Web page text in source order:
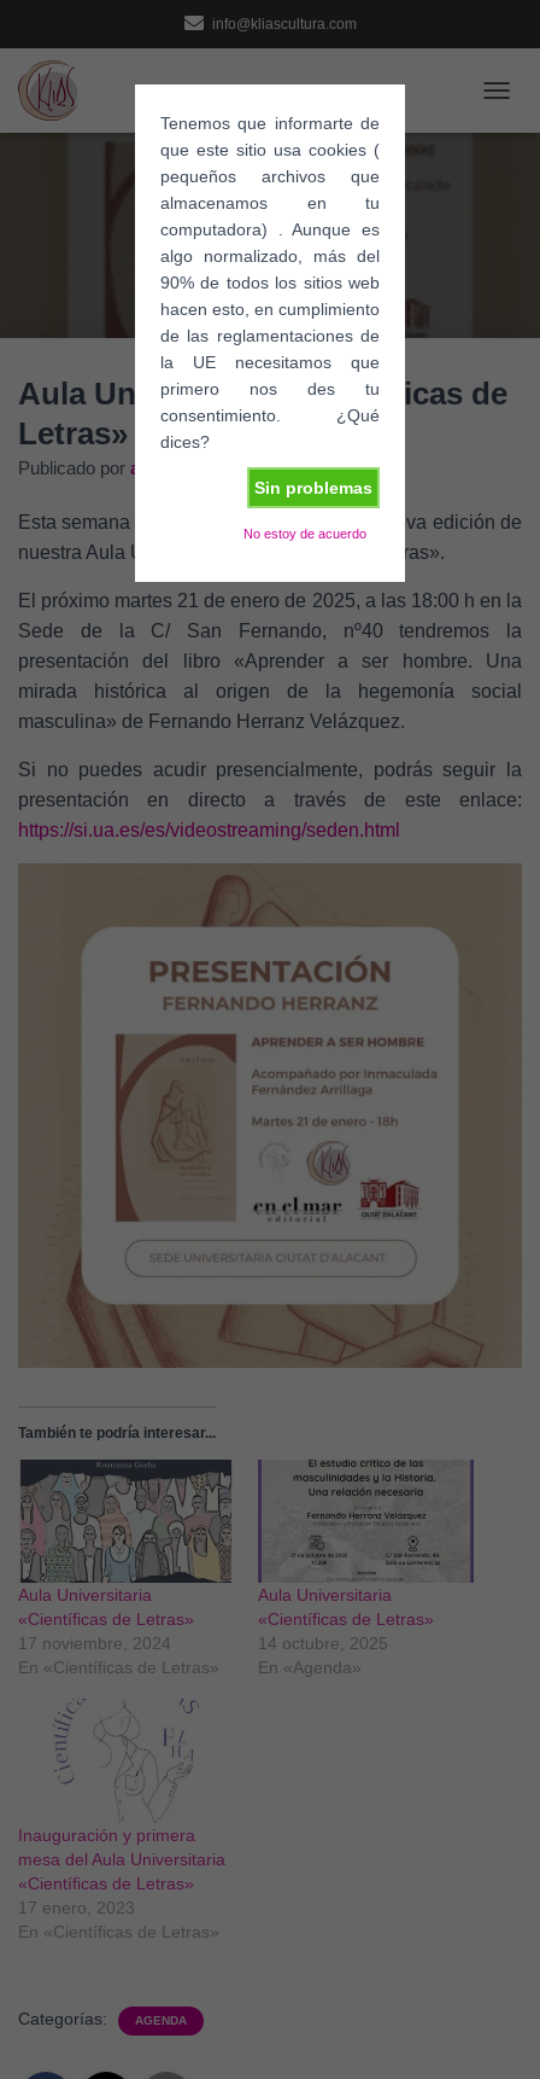
Tenemos que informarte de
que este sitio usa cookies (
pequeños archivos que
almacenamos en tu
computadora) . Aunque es
algo normalizado, más del
90% de todos los sitios web
hacen esto, en cumplimiento
de las reglamentaciones de
la UE necesitamos que
primero nos des tu
consentimiento. ¿Qué
dices?
Sin problemas
No estoy de acuerdo
info@kliascultura.com
A
O
E
N
A
Aula Universitaria «Científicas de
Letras»
Publicado por admin 14 enero, 2025
Esta semana que viene empezamos una nueva edición de
nuestra Aula Universitaria «Científicas de Letras».
El próximo martes 21 de enero de 2025, a las 18:00 h en la
Sede de la C/ San Fernando, nº40 tendremos la
presentación del libro «Aprender a ser hombre. Una
mirada histórica al origen de la hegemonía social
masculina» de Fernando Herranz Velázquez.
Si no puedes acudir presencialmente, podrás seguir la
presentación en directo a través de este enlace:
https://si.ua.es/es/videostreaming/seden.html
También te podría interesar...
Aula Universitaria
«Científicas de Letras»
17 noviembre, 2024
En «Científicas de Letras»
Aula Universitaria
«Científicas de Letras»
14 octubre, 2025
En «Agenda»
Inauguración y primera
mesa del Aula Universitaria
«Científicas de Letras»
17 enero, 2023
En «Científicas de Letras»
Categorías: AGENDA